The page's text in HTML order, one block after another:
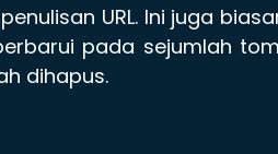
URL. Ini juga
pada sejumlah
dihapus.